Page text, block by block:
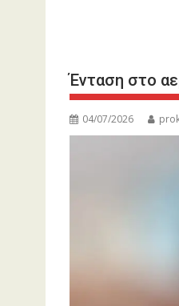
Ένταση στο
04/07/2026